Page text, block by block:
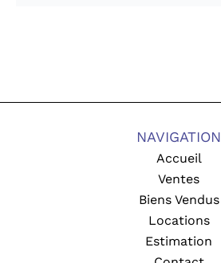
NAVIGATION
Accueil
Ventes
Biens Vendus
Locations
Estimation